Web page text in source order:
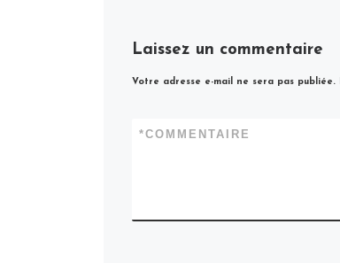
Laissez un commentaire
Votre adresse e-mail ne sera pas publiée.
COMMENTAIRE
*